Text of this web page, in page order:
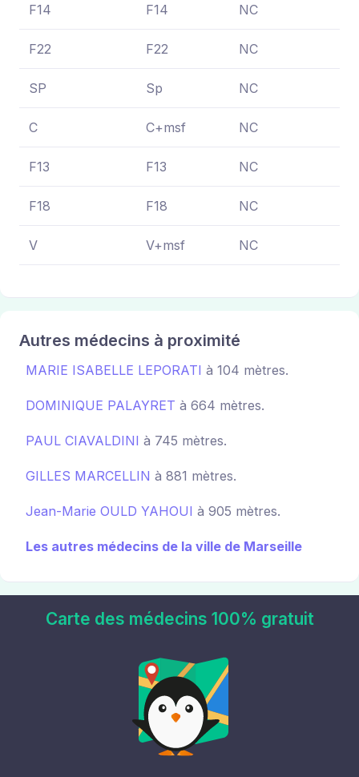
F14 F14 NC
F22 F22 NC
SP Sp NC
C C+msf NC
F13 F13 NC
F18 F18 NC
V V+msf NC
Autres médecins à proximité
MARIE ISABELLE LEPORATI à 104 mètres.
DOMINIQUE PALAYRET à 664 mètres.
PAUL CIAVALDINI à 745 mètres.
GILLES MARCELLIN à 881 mètres.
Jean-Marie OULD YAHOUI à 905 mètres.
Les autres médecins de la ville de Marseille
Carte des médecins 100% gratuit